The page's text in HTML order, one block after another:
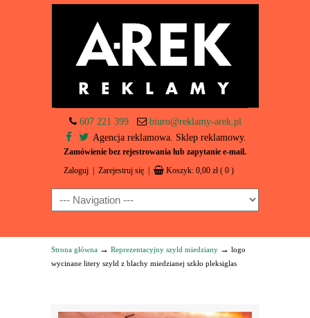
607 221 399
biuro@reklamy-arek.pl
Agencja reklamowa. Sklep reklamowy.
Zamówienie bez rejestrowania lub zapytanie e-mail.
Zaloguj Zarejestruj się Koszyk: 0,00 zł ( 0 )
Navigation
Strona główna → Reprezentacyjny szyld miedziany → logo
wycinane litery szyld z blachy miedzianej szkło pleksiglas